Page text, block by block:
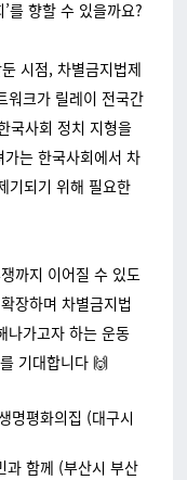
를 향할 수 있을까요?
시점, 차별금지법제
워크가 릴레이 전국간
국사회 정치 지형을
는 한국사회에서 차
기되기 위해 필요한
까지 이어질 수 있도
장하며 차별금지법
나가고자 하는 운동
기대합니다 🙌
평화의집 (대구시
함께 (부산시 부산